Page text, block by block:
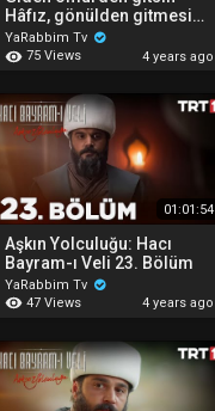
Hâfız, gönülden gitmesin!
(Derviş Celâl er Rühâvî)
YaRabbim Tv
75 Views
4 years ago
01:01:54
Aşkın Yolculuğu: Hacı
Bayram-ı Veli 23. Bölüm
YaRabbim Tv
47 Views
4 years ago